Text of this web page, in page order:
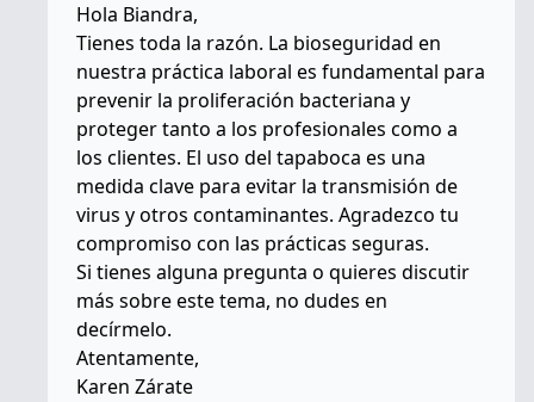
Hola Biandra,
Tienes toda la razón. La bioseguridad en
nuestra práctica laboral es fundamental para
prevenir la proliferación bacteriana y
proteger tanto a los profesionales como a
los clientes. El uso del tapaboca es una
medida clave para evitar la transmisión de
virus y otros contaminantes. Agradezco tu
compromiso con las prácticas seguras.
Si tienes alguna pregunta o quieres discutir
más sobre este tema, no dudes en
decírmelo.
Atentamente,
Karen Zárate